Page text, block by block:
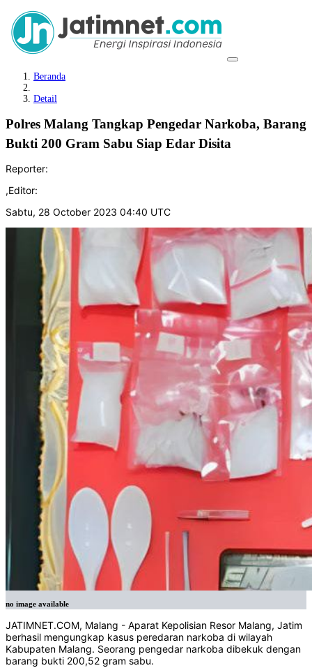
Beranda
Detail
Polres Malang Tangkap Pengedar Narkoba, Barang
Bukti 200 Gram Sabu Siap Edar Disita
Reporter:
,Editor:
Sabtu, 28 October 2023 04:40 UTC
no image available
JATIMNET.COM, Malang - Aparat Kepolisian Resor Malang, Jatim
berhasil mengungkap kasus peredaran narkoba di wilayah
Kabupaten Malang. Seorang pengedar narkoba dibekuk dengan
barang bukti 200,52 gram sabu.